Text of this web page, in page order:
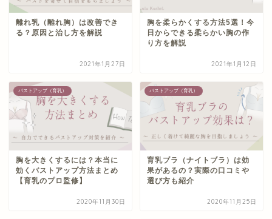
離れ乳（離れ胸）は改善でき
る？原因と治し方を解説
2021年1月27日
胸を柔らかくする方法5選！今
日からできる柔らかい胸の作
り方を解説
2021年1月12日
バストアップ（育乳）
胸を大きくするには？本当に
効くバストアップ方法まとめ
【育乳のプロ監修】
2020年11月30日
バストアップ（育乳）
育乳ブラ（ナイトブラ）は効
果があるの？実際の口コミや
選び方も紹介
2020年11月25日